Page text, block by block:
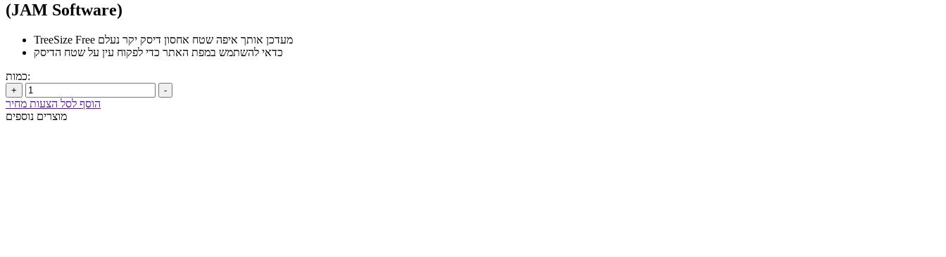
(JAM Software)
TreeSize Free מעדכן אותך איפה שטח אחסון דיסק יקר נעלם
כדאי להשתמש במפת האתר כדי לפקוח עין על שטח הדיסק
כמות:
+ -
הוסף לסל הצעות מחיר
מוצרים נוספים